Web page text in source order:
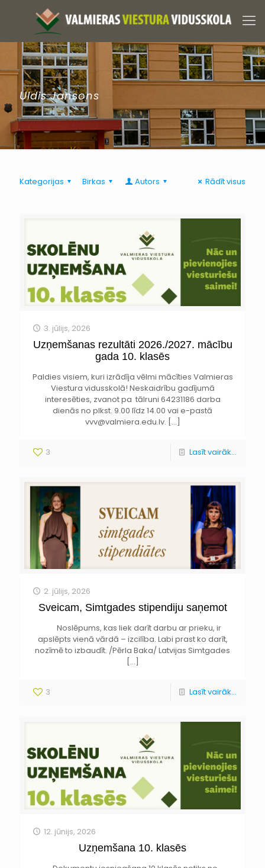
Uldis Jansons
Kategorijas Birkas Autors Rādīt visus
3. jūlijs, 2026
Uzņemšanas rezultāti 2026./2027. mācību
gada 10. klasēs
Paldies visiem, kuri izrādīja vēlmi mācīties Valmieras
Viestura vidusskolā! Neskaidrību gadījumā
interesēties, zvanot pa tālruni 64231186 darba
dienās no plkst. 9.00 līdz 14.00 vai e-pastā
vvv@valmiera.edu.lv. […]
3 Lasīt vairāk...
2. jūlijs, 2026
Sveicam, Simtgades stipendiju saņemot
Noslēpums, kas liek darīt darbu ar prieku, ir
apslēpts vienā vārdā – izcilība. Labi prast ko darīt,
nozīmē to izbaudīt. /Pērla Baka/ Latvijas Simtgades
[…]
3 Lasīt vairāk...
12. jūnijs, 2026
Uzņemšana 10. klasēs